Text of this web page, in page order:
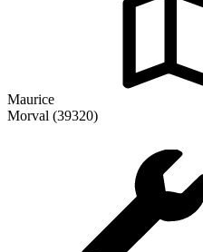
Maurice
Morval (39320)